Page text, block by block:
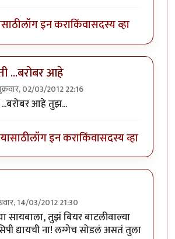
लॉग इन कराकिंवासदस्य व्हा
...बरोबर आहे
02/03/2012 22:16
साजन चले ससुराल हेच
...बरोबर आहे तुझ...
लॉग इन कराकिंवासदस्य व्हा
14/03/2012 21:30
साजन चले ससुराल हेचbyरेवती
सायबाला, तुझं बियर बाटलीवाल्या
द्यायची ना! लग्गेच सोडलं असतं तुला